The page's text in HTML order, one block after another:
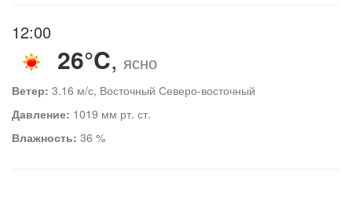
12:00
26°C, ясно
Ветер: 3.16 м/с, Восточный Северо-восточный
Давление: 1019 мм рт. ст.
Влажность: 36 %